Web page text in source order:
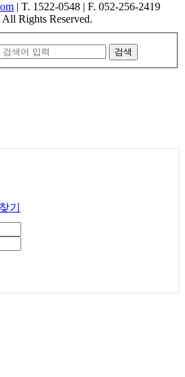
| T. 1522-0548 | F. 052-256-2419
All Rights Reserved.
검색
기